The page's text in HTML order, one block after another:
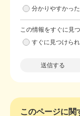
分かりやすかった
この情報をすぐに見
すぐに見つけら
このページに関